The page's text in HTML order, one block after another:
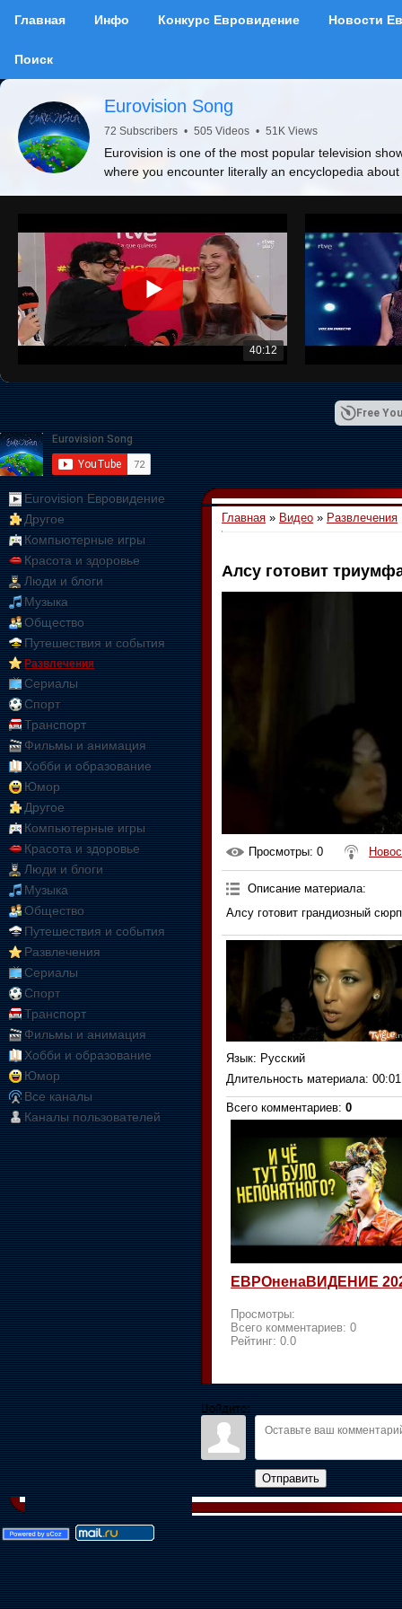
Главная Инфо Конкурс Евровидение Новости
Поиск
Eurovision Song
72 Subscribers • 505 Videos • 51K Views
Eurovision is one of the most popular television
where you encounter literally an encyclopedia
40:12
Free
Eurovision Евровидение
Другое
Компьютерные игры
Красота и здоровье
Люди и блоги
Музыка
Общество
Путешествия и события
Развлечения
Сериалы
Спорт
Транспорт
Фильмы и анимация
Хобби и образование
Юмор
Другое
Компьютерные игры
Красота и здоровье
Люди и блоги
Музыка
Общество
Путешествия и события
Развлечения
Сериалы
Спорт
Транспорт
Фильмы и анимация
Хобби и образование
Юмор
Все каналы
Каналы пользователей
Главная » Видео » Развлечения
Алсу готовит
Просмотры: 0
Описание материала:
Алсу готовит грандиозный
Язык: Русский
Длительность материала:
Всего комментариев: 0
ЕВРОненаВИДЕНИЕ
Просмотры:
Всего комментариев: 0
Рейтинг: 0.0
Войдите:
Отправить